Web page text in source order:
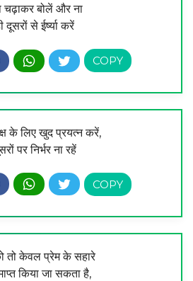
चढ़ाकर बोलें और ना
दूसरों से ईर्ष्या करें
के लिए खुद प्रयत्न करें,
पर निर्भर ना रहें
तो केवल प्रेम के सहारे
किया जा सकता है,